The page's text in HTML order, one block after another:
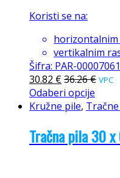
Koristi se na:
vertikalnim
Šifra: PAR-00007061
30.82 €36.26€ VPC
Odaberi opcije
Kružne pile,
Tračna pila 30 x